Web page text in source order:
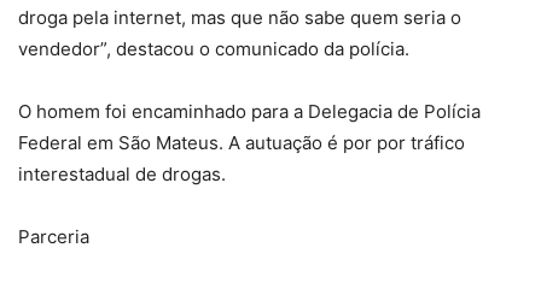
droga pela internet, mas que não sabe quem seria o
vendedor”, destacou o comunicado da polícia.
O homem foi encaminhado para a Delegacia de Polícia
Federal em São Mateus. A autuação é por por tráfico
interestadual de drogas.
Parceria